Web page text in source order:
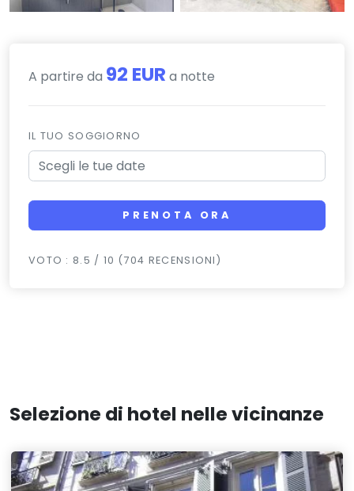
A partire da 92 EUR a notte
IL TUO SOGGIORNO
PRENOTA ORA
VOTO : 8.5 / 10 (704 RECENSIONI)
Selezione di hotel nelle vicinanze